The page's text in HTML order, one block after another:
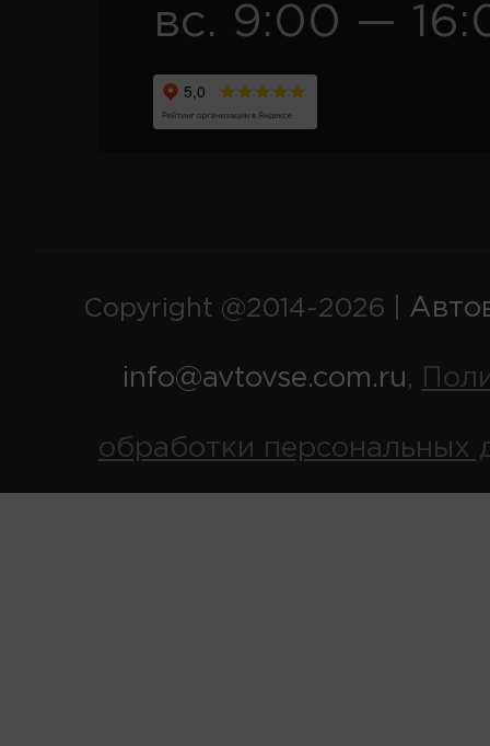
вс. 9:00 —
Copyright @2014-2026 |
info@avtovse.com.ru,
обработки персональных